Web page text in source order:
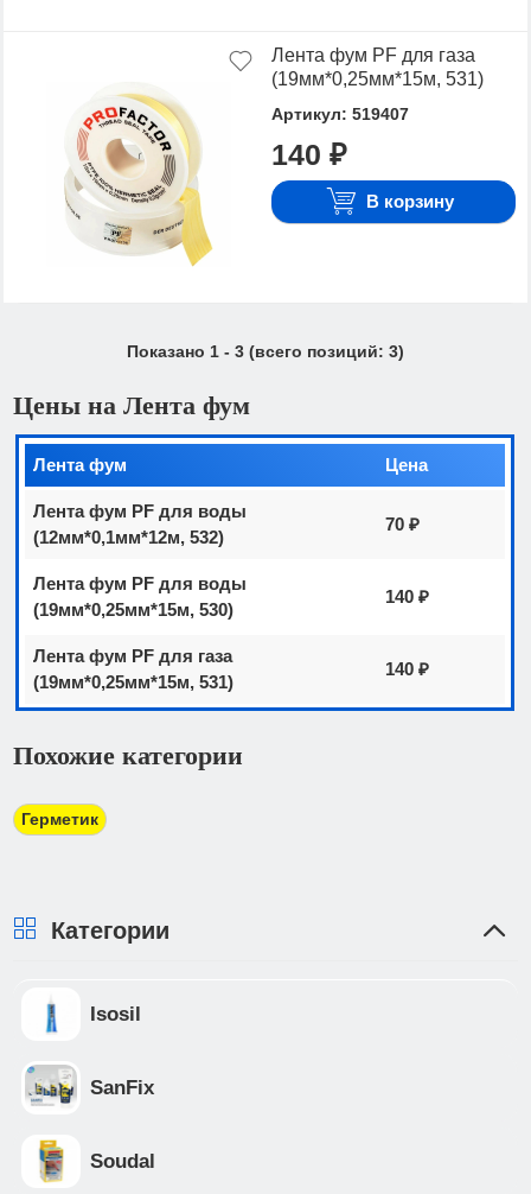
Лента фум PF для газа
(19мм*0,25мм*15м, 531)
Артикул: 519407
140 ₽
В корзину
Показано 1 - 3 (всего позиций: 3)
Цены на Лента фум
Лента фум Цена
Лента фум PF для воды
(12мм*0,1мм*12м, 532)
70 ₽
Лента фум PF для воды
(19мм*0,25мм*15м, 530)
140 ₽
Лента фум PF для газа
(19мм*0,25мм*15м, 531)
140 ₽
Похожие категории
Герметик
Категории
Isosil
SanFix
Soudal